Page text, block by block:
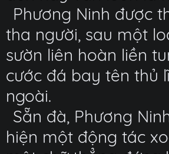
Phương Ninh được
tha người, sau một
sườn liên hoàn liền
cước đá bay tên thủ
ngoài.
Sẵn đà, Phương
hiện một động tác